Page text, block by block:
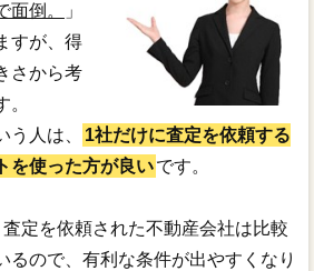
面倒。
」
すが、得
さから考
う人は、
1社だけに査定を依頼する
を使った方が良いです。
定を依頼された不動産会社は比較
るので、有利な条件が出やすくなり